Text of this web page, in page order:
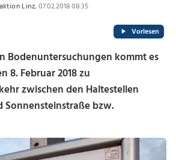
Linz, 07.02.2018 08:35
Vorlesen
Bodenuntersuchungen kommt es
8. Februar 2018 zu
zwischen den Haltestellen
bzw.